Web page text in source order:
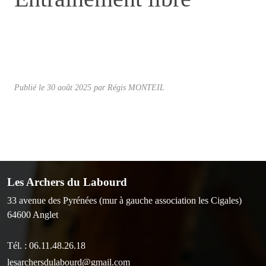
Publié le 30 août 2025 par Régis MONTEIL
Les Archers du Labourd
33 avenue des Pyrénées (mur à gauche association les Cigales)
64600 Anglet
Tél. : 06.11.48.26.18
lesarchersdulabourd@gmail.com